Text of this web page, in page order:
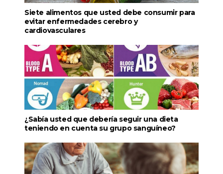
Siete alimentos que usted debe consumir para
evitar enfermedades cerebro y
cardiovasculares
¿Sabía usted que debería seguir una dieta
teniendo en cuenta su grupo sanguíneo?